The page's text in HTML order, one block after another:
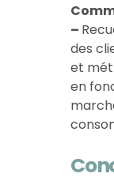
–
des
et
en